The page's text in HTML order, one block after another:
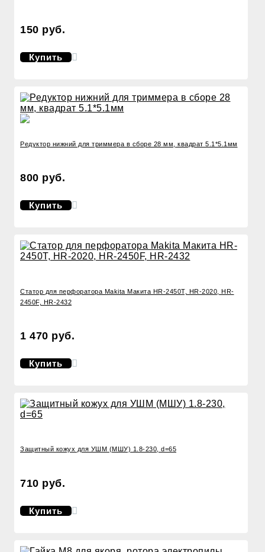
150 руб.
Купить
Редуктор нижний для триммера в сборе 28 мм, квадрат 5.1*5.1мм
800 руб.
Купить
Статор для перфоратора Makita Макита HR-2450T, HR-2020, HR-
2450F, HR-2432
1 470 руб.
Купить
Защитный кожух для УШМ (МШУ) 1.8-230, d=65
710 руб.
Купить